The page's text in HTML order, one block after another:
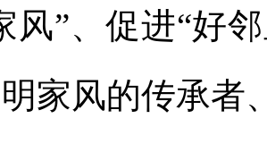
风”、促进“好
家风的传承者